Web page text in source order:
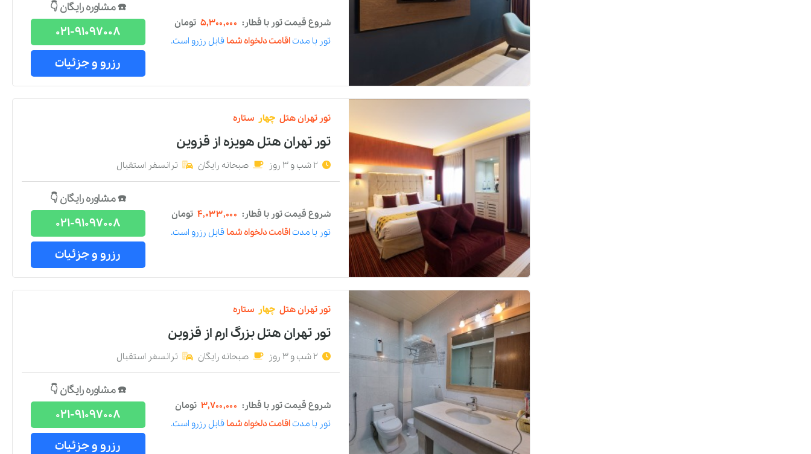
شروع قیمت تور با قطار: ۵,۳۰۰,۰۰۰ تومان
تور با مدتاقامت دلخواه شما قابل رزرو است.
☎️ مشاوره رایگان 👇
021-91097008
رزرو و جزئیات
تور تهرانهتل چهار ستاره
تور تهران هتل هویزه از قزوین
2 شب و 3 روز صبحانه رایگان ترانسفر استقبال
شروع قیمت تور با قطار: ۴,۰۳۳,۰۰۰ تومان
تور با مدتاقامت دلخواه شما قابل رزرو است.
☎️ مشاوره رایگان 👇
021-91097008
رزرو و جزئیات
تور تهرانهتل چهار ستاره
تور تهران هتل بزرگ ارماز قزوین
2 شب و 3 روز صبحانه رایگان ترانسفر استقبال
شروع قیمت تور با قطار: ۳,۷۰۰,۰۰۰ تومان
تور با مدتاقامت دلخواه شما قابل رزرو است.
☎️ مشاوره رایگان 👇
021-91097008
رزرو و جزئیات